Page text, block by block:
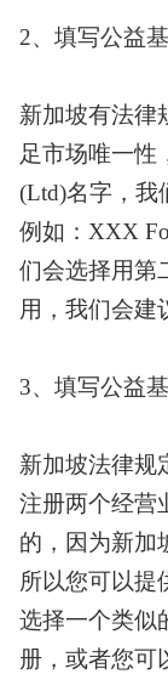
2、填写公益
新加坡有法律
足市场唯一性
(Ltd)名字，我
例如：XXX
们会选择用第
用，我们会建
3、填写公益
新加坡法律规
注册两个经营
的，因为新加
所以您可以提
选择一个类似
册，或者您可